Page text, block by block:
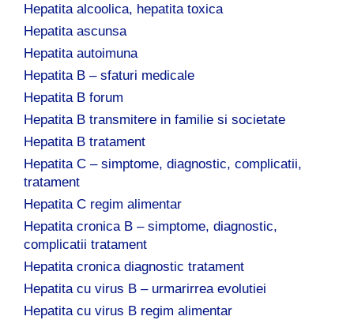
Hepatita alcoolica, hepatita toxica
Hepatita ascunsa
Hepatita autoimuna
Hepatita B – sfaturi medicale
Hepatita B forum
Hepatita B transmitere in familie si societate
Hepatita B tratament
Hepatita C – simptome, diagnostic, complicatii,
tratament
Hepatita C regim alimentar
Hepatita cronica B – simptome, diagnostic,
complicatii tratament
Hepatita cronica diagnostic tratament
Hepatita cu virus B – urmarirrea evolutiei
Hepatita cu virus B regim alimentar